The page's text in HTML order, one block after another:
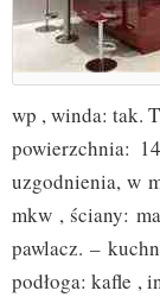
wp , winda: tak.
powierzchnia:
uzgodnienia, w
mkw , ściany:
pawlacz. –
podłoga: kafle ,